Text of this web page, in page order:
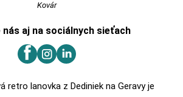
Kovár
nás aj na sociálnych sieťach
retro lanovka z Dediniek na Geravy je